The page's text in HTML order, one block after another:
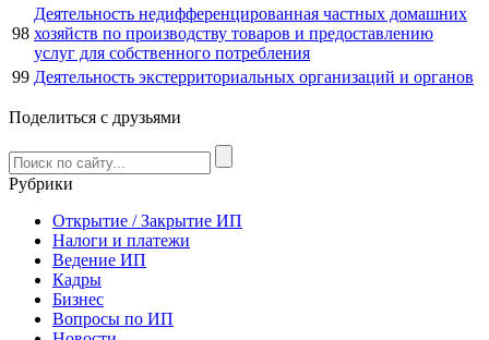
98
Деятельность недифференцированная частных домашних
хозяйств по производству товаров и предоставлению
услуг для собственного потребления
99 Деятельность экстерриториальных организаций и органов
Поделиться с друзьями
Рубрики
Открытие / Закрытие ИП
Налоги и платежи
Ведение ИП
Кадры
Бизнес
Вопросы по ИП